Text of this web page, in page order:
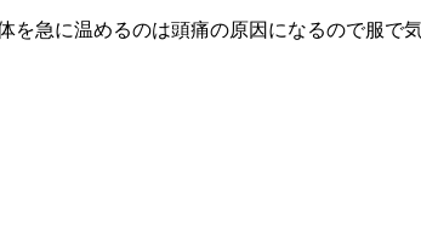
急に温めるのは頭痛の原因になるので服で